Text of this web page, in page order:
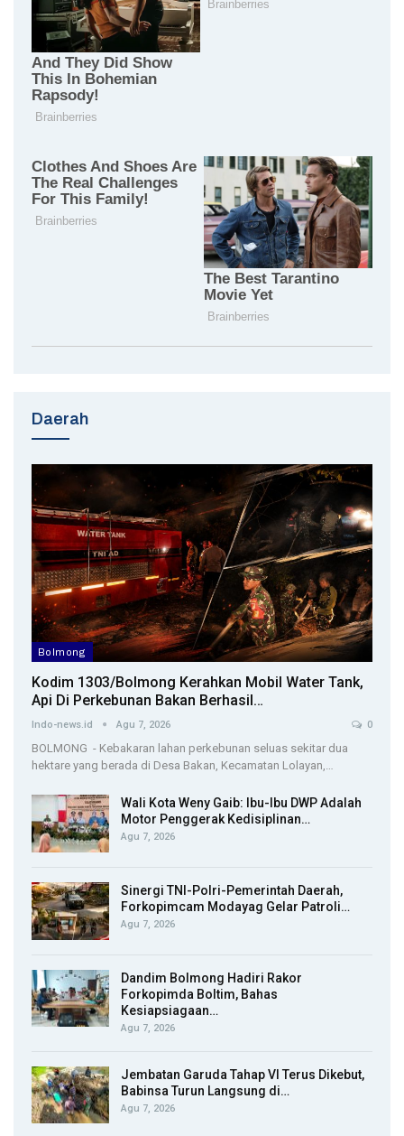
Daerah
Bolmong
Kodim 1303/Bolmong Kerahkan Mobil Water Tank,
Api Di Perkebunan Bakan Berhasil…
Indo-news.id Agu 7, 2026 0
BOLMONG - Kebakaran lahan perkebunan seluas sekitar dua
hektare yang berada di Desa Bakan, Kecamatan Lolayan,…
Wali Kota Weny Gaib: Ibu-Ibu DWP Adalah
Motor Penggerak Kedisiplinan…
Agu 7, 2026
Sinergi TNI-Polri-Pemerintah Daerah,
Forkopimcam Modayag Gelar Patroli…
Agu 7, 2026
Dandim Bolmong Hadiri Rakor
Forkopimda Boltim, Bahas
Kesiapsiagaan…
Agu 7, 2026
Jembatan Garuda Tahap VI Terus Dikebut,
Babinsa Turun Langsung di…
Agu 7, 2026